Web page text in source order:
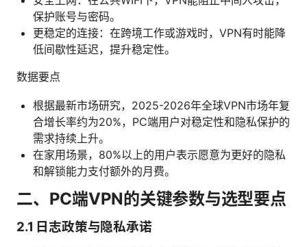
保护账号与密码。
更稳定的连接：在跨境工作或游戏时，VPN有时能降
低间歇性延迟，提升稳定性。
数据要点
根据最新市场研究，2025-2026年全球VPN市场年复
合增长率约为20%，PC端用户对稳定性和隐私保护的
需求持续上升。
在家用场景，80%以上的用户表示愿意为更好的隐私
和解锁能力支付额外的月费。
二、PC端VPN的关键参数与选型要点
2.1 日志政策与隐私承诺